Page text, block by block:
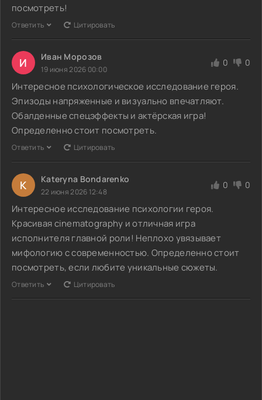
посмотреть!
Ответить Цитировать
И Иван Морозов
19 июня 2026 00:00
0 0
Интересное психологическое исследование героя.
Эпизоды напряженные и визуально впечатляют.
Обалденные спецэффекты и актёрская игра!
Определенно стоит посмотреть.
Ответить Цитировать
K Kateryna Bondarenko
22 июня 2026 12:48
0 0
Интересное исследование психологии героя.
Красивая cinematography и отличная игра
исполнителя главной роли! Неплохо увязывает
мифологию с современностью. Определенно стоит
посмотреть, если любите уникальные сюжеты.
Ответить Цитировать